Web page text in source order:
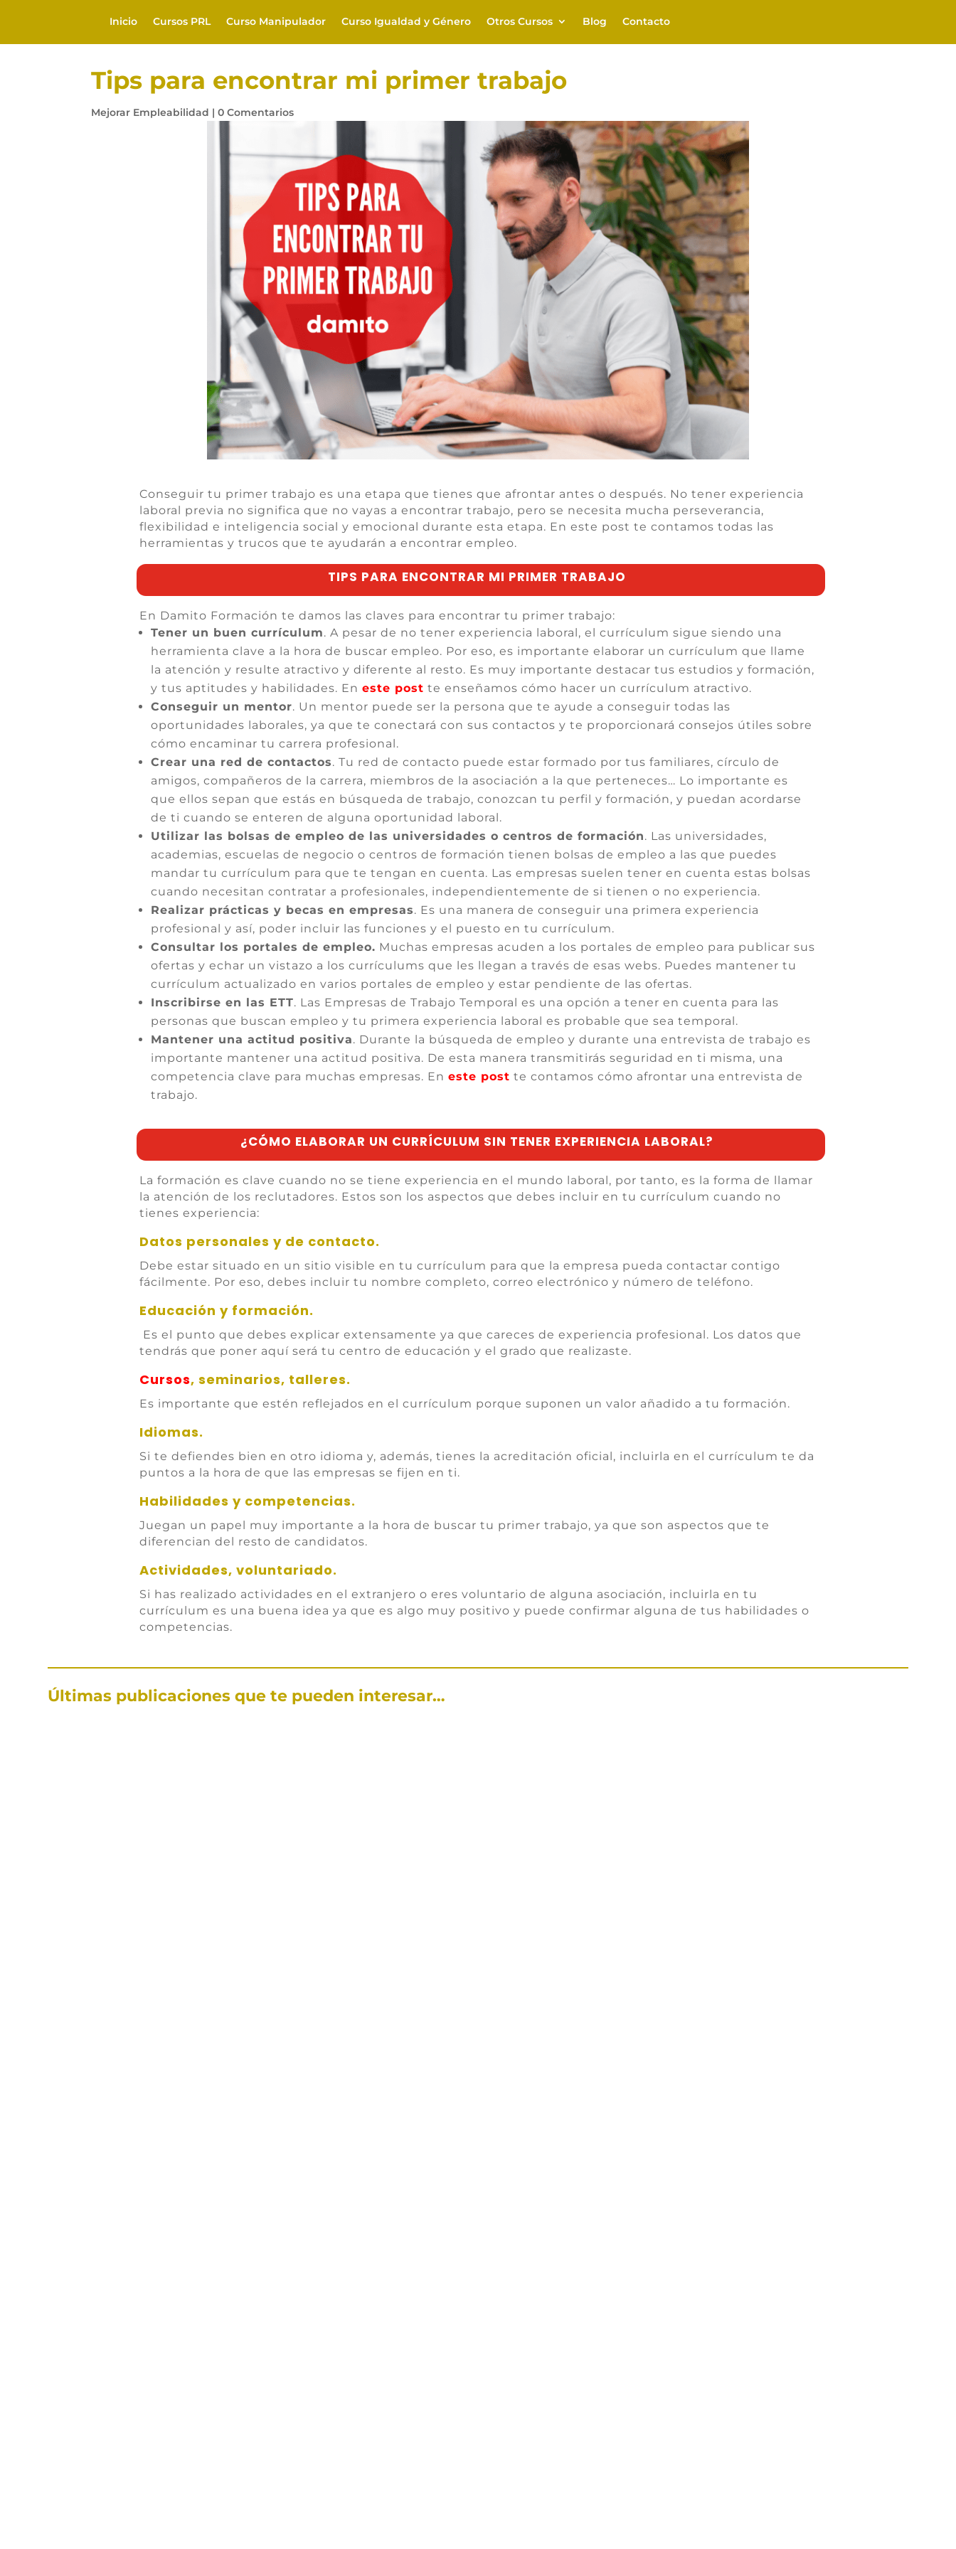
Inicio Cursos PRL Curso Manipulador Curso Igualdad y Género Otros Cursos Blog Contacto
Tips para encontrar mi primer trabajo
Mejorar Empleabilidad | 0 Comentarios
Conseguir tu primer trabajo es una etapa que tienes que afrontar antes o después. No tener experiencia
laboral previa no significa que no vayas a encontrar trabajo, pero se necesita mucha perseverancia,
flexibilidad e inteligencia social y emocional durante esta etapa. En este post te contamos todas las
herramientas y trucos que te ayudarán a encontrar empleo.
TIPS PARA ENCONTRAR MI PRIMER TRABAJO
En Damito Formación te damos las claves para encontrar tu primer trabajo:
Tener un buen currículum. A pesar de no tener experiencia laboral, el currículum sigue siendo una
herramienta clave a la hora de buscar empleo. Por eso, es importante elaborar un currículum que llame
la atención y resulte atractivo y diferente al resto. Es muy importante destacar tus estudios y formación,
y tus aptitudes y habilidades. Eneste post te enseñamos cómo hacer un currículum atractivo.
Conseguir un mentor. Un mentor puede ser la persona que te ayude a conseguir todas las
oportunidades laborales, ya que te conectará con sus contactos y te proporcionará consejos útiles sobre
cómo encaminar tu carrera profesional.
Crear una red de contactos. Tu red de contacto puede estar formado por tus familiares, círculo de
amigos, compañeros de la carrera, miembros de la asociación a la que perteneces… Lo importante es
que ellos sepan que estás en búsqueda de trabajo, conozcan tu perfil y formación, y puedan acordarse
de ti cuando se enteren de alguna oportunidad laboral.
Utilizar las bolsas de empleo de las universidades o centros de formación. Las universidades,
academias, escuelas de negocio o centros de formación tienen bolsas de empleo a las que puedes
mandar tu currículum para que te tengan en cuenta. Las empresas suelen tener en cuenta estas bolsas
cuando necesitan contratar a profesionales, independientemente de si tienen o no experiencia.
Realizar prácticas y becas en empresas. Es una manera de conseguir una primera experiencia
profesional y así, poder incluir las funciones y el puesto en tu currículum.
Consultar los portales de empleo. Muchas empresas acuden a los portales de empleo para publicar sus
ofertas y echar un vistazo a los currículums que les llegan a través de esas webs. Puedes mantener tu
currículum actualizado en varios portales de empleo y estar pendiente de las ofertas.
Inscribirse en las ETT. Las Empresas de Trabajo Temporal es una opción a tener en cuenta para las
personas que buscan empleo y tu primera experiencia laboral es probable que sea temporal.
Mantener una actitud positiva. Durante la búsqueda de empleo y durante una entrevista de trabajo es
importante mantener una actitud positiva. De esta manera transmitirás seguridad en ti misma, una
competencia clave para muchas empresas. Eneste post te contamos cómo afrontar una entrevista de
trabajo.
¿CÓMO ELABORAR UN CURRÍCULUM SIN TENER EXPERIENCIA LABORAL?
La formación es clave cuando no se tiene experiencia en el mundo laboral, por tanto, es la forma de llamar
la atención de los reclutadores. Estos son los aspectos que debes incluir en tu currículum cuando no
tienes experiencia:
Datos personales y de contacto.
Debe estar situado en un sitio visible en tu currículum para que la empresa pueda contactar contigo
fácilmente. Por eso, debes incluir tu nombre completo, correo electrónico y número de teléfono.
Educación y formación.
Es el punto que debes explicar extensamente ya que careces de experiencia profesional. Los datos que
tendrás que poner aquí será tu centro de educación y el grado que realizaste.
Cursos, seminarios, talleres.
Es importante que estén reflejados en el currículum porque suponen un valor añadido a tu formación.
Idiomas.
Si te defiendes bien en otro idioma y, además, tienes la acreditación oficial, incluirla en el currículum te da
puntos a la hora de que las empresas se fijen en ti.
Habilidades y competencias.
Juegan un papel muy importante a la hora de buscar tu primer trabajo, ya que son aspectos que te
diferencian del resto de candidatos.
Actividades, voluntariado.
Si has realizado actividades en el extranjero o eres voluntario de alguna asociación, incluirla en tu
currículum es una buena idea ya que es algo muy positivo y puede confirmar alguna de tus habilidades o
competencias.
Últimas publicaciones que te pueden interesar…